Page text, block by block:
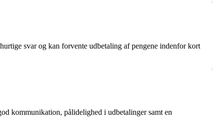
svar og kan forvente udbetaling af pengene indenfor kort
kommunikation, pålidelighed i udbetalinger samt en